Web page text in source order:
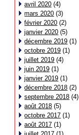
avril 2020 (4)
mars 2020 (3)
février 2020 (2)
janvier 2020 (5)
décembre 2019 (1)
octobre 2019 (1)
juillet 2019 (4)
juin 2019 (1)
janvier 2019 (1)
décembre 2018 (2)
septembre 2018 (4)
août 2018 (5)
octobre 2017 (1)
août 2017 (1)